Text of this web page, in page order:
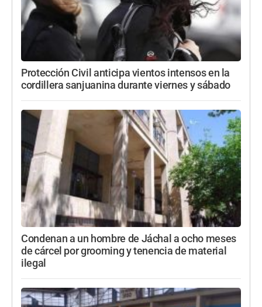
Protección Civil anticipa vientos intensos en la
cordillera sanjuanina durante viernes y sábado
Condenan a un hombre de Jáchal a ocho meses
de cárcel por grooming y tenencia de material
ilegal